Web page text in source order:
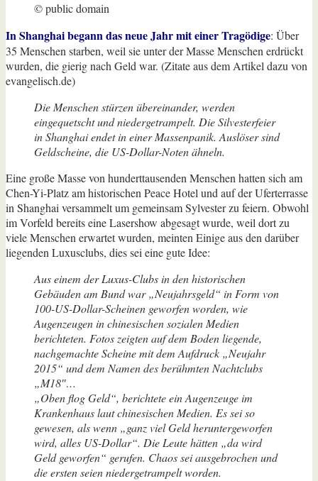
Internet
ausspioniert
werden
© public domain
In Shanghai begann das neue Jahr mit einer Tragödige: Über
35 Menschen starben, weil sie unter der Masse Menschen erdrückt
wurden, die gierig nach Geld war. (Zitate aus dem Artikel dazu von
evangelisch.de)
Die Menschen stürzen übereinander, werden
eingequetscht und niedergetrampelt. Die Silvesterfeier
in Shanghai endet in einer Massenpanik. Auslöser sind
Geldscheine, die US-Dollar-Noten ähneln.
Eine große Masse von hunderttausenden Menschen hatten sich am
Chen-Yi-Platz am historischen Peace Hotel und auf der Uferterrasse
in Shanghai versammelt um gemeinsam Sylvester zu feiern. Obwohl
im Vorfeld bereits eine Lasershow abgesagt wurde, weil dort zu
viele Menschen erwartet wurden, meinten Einige aus den darüber
liegenden Luxusclubs, dies sei eine gute Idee:
Aus einem der Luxus-Clubs in den historischen
Gebäuden am Bund war „Neujahrsgeld“ in Form von
100-US-Dollar-Scheinen geworfen worden, wie
Augenzeugen in chinesischen sozialen Medien
berichteten. Fotos zeigten auf dem Boden liegende,
nachgemachte Scheine mit dem Aufdruck „Neujahr
2015“ und dem Namen des berühmten Nachtclubs
„M18″…
„Oben flog Geld“, berichtete ein Augenzeuge im
Krankenhaus laut chinesischen Medien. Es sei so
gewesen, als wenn „ganz viel Geld heruntergeworfen
wird, alles US-Dollar“. Die Leute hätten „da wird
Geld geworfen“ gerufen. Chaos sei ausgebrochen und
die ersten seien niedergetrampelt worden.